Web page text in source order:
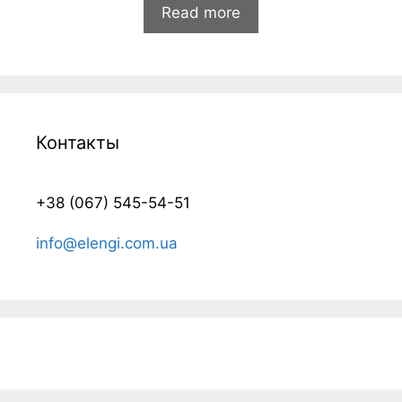
з
Read more
Контакты
+38 (067) 545-54-51
info@elengi.com.ua